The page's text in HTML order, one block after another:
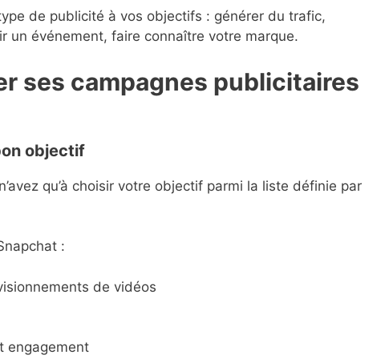
de publicité à vos objectifs : générer du trafic,
un événement, faire connaître votre marque.
ses campagnes publicitaires
objectif
qu’à choisir votre objectif parmi la liste définie par
:
de vidéos
engagement